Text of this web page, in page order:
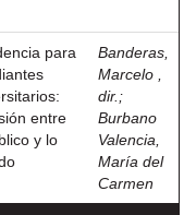
para
entre
y lo
Banderas,
Marcelo ,
dir. ;
Burbano
Valencia,
María del
Carmen